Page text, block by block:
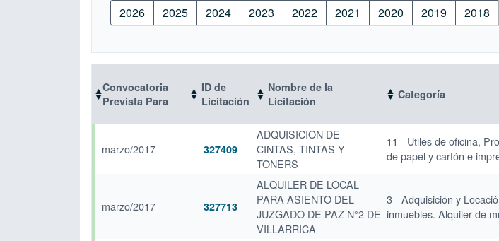
2026
2025 2024 2023 2022 2021 2020 2019 2018
Convocatoria
Prevista Para
ID de
Licitación
Nombre de la
Licitación
Categoría
marzo/2017 327409
ADQUISICION DE
CINTAS, TINTAS Y
TONERS
11 - Utiles de oficina,
de papel y cartón e
marzo/2017 327713
ALQUILER DE LOCAL
PARA ASIENTO DEL
JUZGADO DE PAZ N°2 DE
VILLARRICA
3 - Adquisición y
inmuebles. Alquiler de